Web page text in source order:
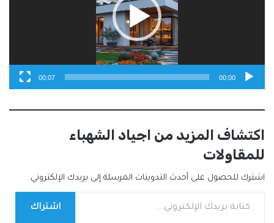
00:00
00:07
اكتشاف المزيد من اجياد الشهباء
للمقاولات
اشترك للحصول على أحدث التدوينات المرسلة إلى بريدك الإلكتروني.
كتابة بريدك الإلكتروني...
اشتراك